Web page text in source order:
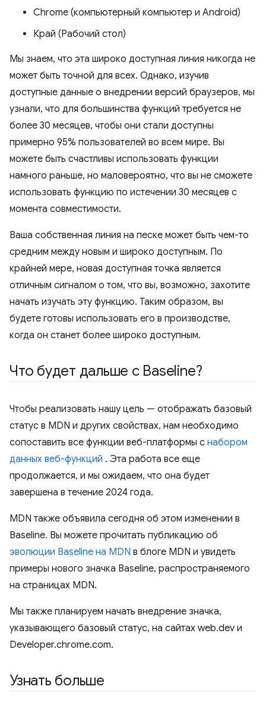
Chrome (компьютерный компьютер и Android)
Край (Рабочий стол)
Мы знаем, что эта широко доступная линия никогда не
может быть точной для всех. Однако, изучив
доступные данные о внедрении версий браузеров, мы
узнали, что для большинства функций требуется не
более 30 месяцев, чтобы они стали доступны
примерно 95% пользователей во всем мире. Вы
можете быть счастливы использовать функции
намного раньше, но маловероятно, что вы не сможете
использовать функцию по истечении 30 месяцев с
момента совместимости.
Ваша собственная линия на песке может быть чем-то
средним между новым и широко доступным. По
крайней мере, новая доступная точка является
отличным сигналом о том, что вы, возможно, захотите
начать изучать эту функцию. Таким образом, вы
будете готовы использовать его в производстве,
когда он станет более широко доступным.
Что будет дальше с Baseline?
Чтобы реализовать нашу цель — отображать базовый
статус в MDN и других свойствах, нам необходимо
сопоставить все функции веб-платформы с набором
данных веб-функций . Эта работа все еще
продолжается, и мы ожидаем, что она будет
завершена в течение 2024 года.
MDN также объявила сегодня об этом изменении в
Baseline. Вы можете прочитать публикацию об
эволюции Baseline на MDN в блоге MDN и увидеть
примеры нового значка Baseline, распространяемого
на страницах MDN.
Мы также планируем начать внедрение значка,
указывающего базовый статус, на сайтах web.dev и
Developer.chrome.com.
Узнать больше